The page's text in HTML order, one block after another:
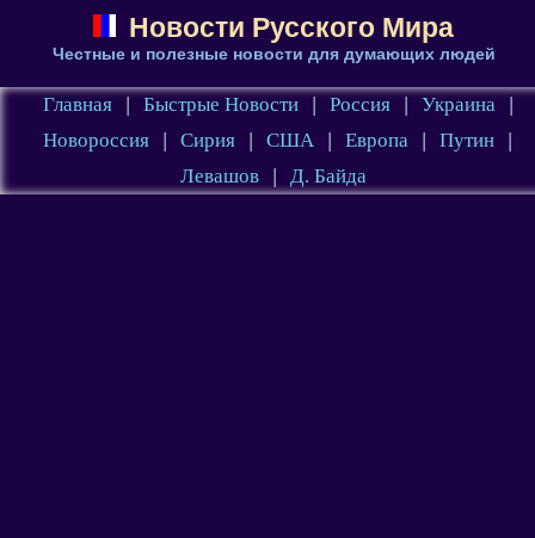
Новости Русского Мира
Честные и полезные новости для думающих людей
Главная | Быстрые Новости | Россия | Украина
|
Новороссия
| Сирия | США | Европа | Путин
|
Левашов
| Д. Байда